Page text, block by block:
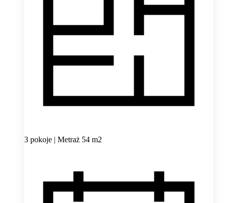
3 pokoje | Metraż 54 m2